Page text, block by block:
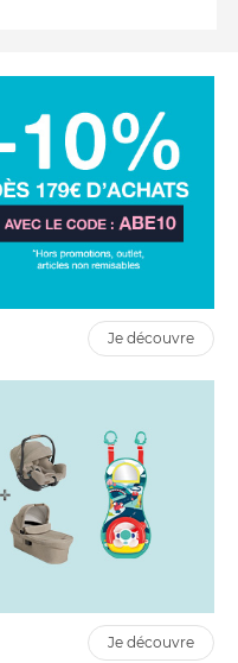
je découvre
je découvre